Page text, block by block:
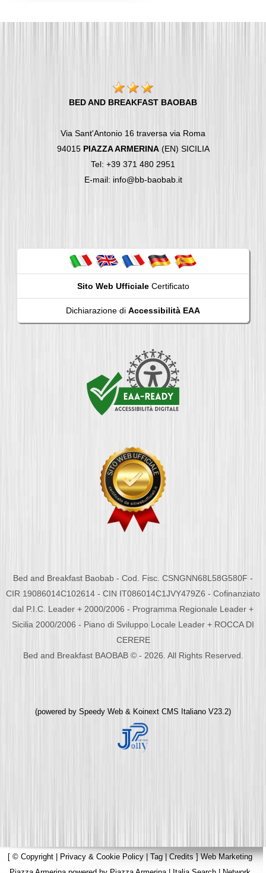
BED AND BREAKFAST BAOBAB
Via Sant'Antonio 16 traversa via Roma
94015 PIAZZA ARMERINA(EN) SICILIA
Tel: +39 371 480 2951
E-mail: info@bb-baobab.it
Sito Web UfficialeCertificato
Dichiarazione di Accessibilità EAA
Bed and Breakfast Baobab - Cod. Fisc. CSNGNN68L58G580F -
CIR 19086014C102614 - CIN IT086014C1JVY479Z6 - Cofinanziato
dal P.I.C. Leader + 2000/2006 - Programma Regionale Leader +
Sicilia 2000/2006 - Piano di Sviluppo Locale Leader + ROCCA DI
CERERE
Bed and Breakfast BAOBAB © - 2026. All Rights Reserved.
(powered by Speedy Web & Koinext CMS Italiano V23.2)
[ © Copyright | Privacy & Cookie Policy | Tag|Credits]Web Marketing